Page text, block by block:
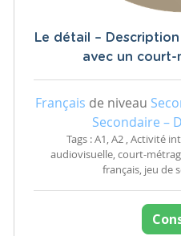
Le détail –
avec un court-
Français de niveau
Secondaire –
Tags : A1, A2 , Activité
audiovisuelle, court-
français, jeu de